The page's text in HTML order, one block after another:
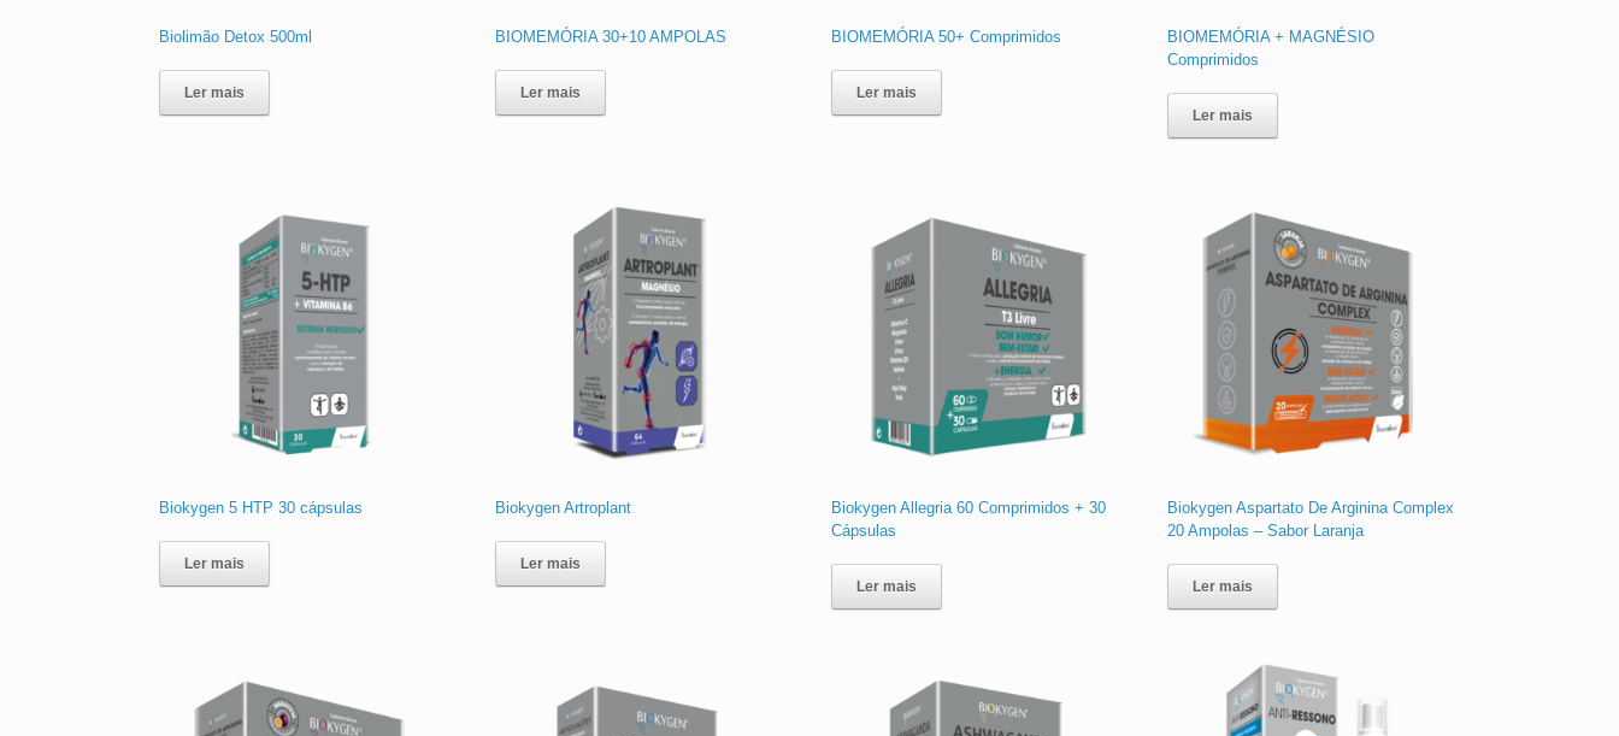
Biolimão Detox 500ml
Ler mais
BIOMEMÓRIA 30+10 AMPOLAS
Ler mais
BIOMEMÓRIA 50+ Comprimidos
Ler mais
BIOMEMÓRIA + MAGNÉSIO
Comprimidos
Ler mais
Biokygen 5 HTP 30 cápsulas
Ler mais
Biokygen Artroplant
Ler mais
Biokygen Allegria 60 Comprimidos + 30
Cápsulas
Ler mais
Biokygen Aspartato De Arginina Complex
20 Ampolas – Sabor Laranja
Ler mais